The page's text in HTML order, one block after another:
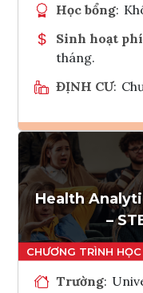
Học bổng:
Sinh hoạt phí
tháng.
ĐỊNH CƯ:
Health
–
Trường: